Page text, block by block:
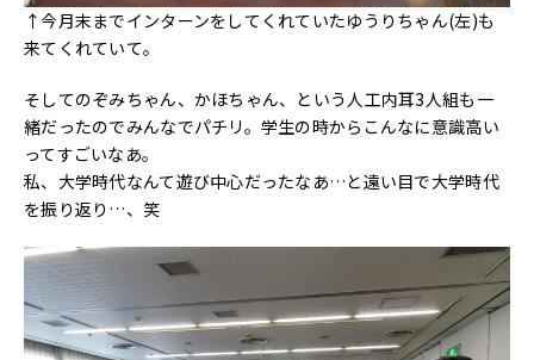
↑今月末までインターンをしてくれていたゆうりちゃん(左)も
来てくれていて。
そしてのぞみちゃん、かほちゃん、という人工内耳3人組も一
緒だったのでみんなでパチリ。学生の時からこんなに意識高い
ってすごいなあ。
私、大学時代なんて遊び中心だったなあ…と遠い目で大学時代
を振り返り…、笑